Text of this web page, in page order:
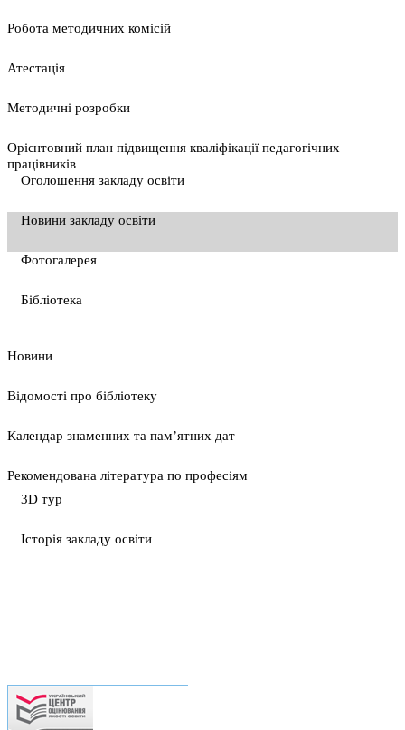
Pобота методичних комісій
Атестація
Методичні розробки
Орієнтовний план підвищення кваліфікації педагогічних
працівників
Оголошення закладу освіти
Новини закладу освіти
Фотогалерея
Бібліотека
Новини
Відомості про бібліотеку
Календар знаменних та пам’ятних дат
Рекомендована література по професіям
3D тур
Історія закладу освіти